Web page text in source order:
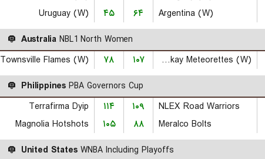
Uruguay (W)
۴۵ ۶۴ Argentina (W)
Australia NBL1 North Women
Townsville Flames (W)
۷۸ ۱۰۷ Mackay Meteorettes (W)
Philippines PBA Governors Cup
Terrafirma Dyip
۱۱۴ ۱۰۹ NLEX Road Warriors
Magnolia Hotshots
۱۰۵ ۸۸ Meralco Bolts
United States WNBA Including Playoffs